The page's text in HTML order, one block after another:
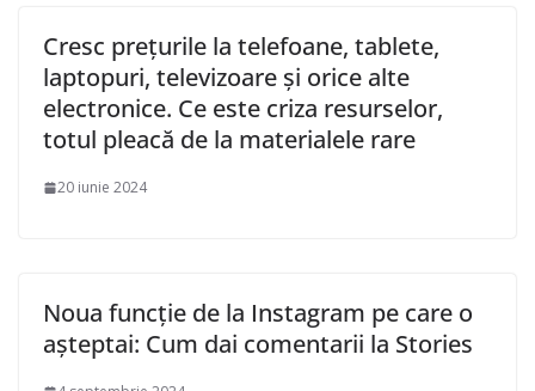
Cresc prețurile la telefoane, tablete,
laptopuri, televizoare și orice alte
electronice. Ce este criza resurselor,
totul pleacă de la materialele rare
20 iunie 2024
Noua funcție de la Instagram pe care o
așteptai: Cum dai comentarii la Stories